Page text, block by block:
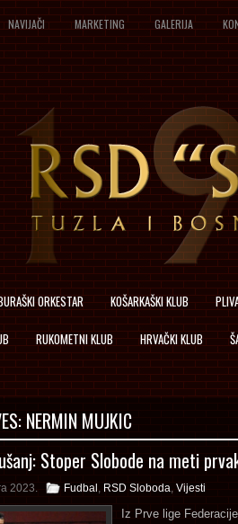
NAVIJAČI MARKETING GALERIJA
ORKESTAR KOŠARKAŠKI KLUB
RUKOMETNI KLUB HRVAČKI KLUB
NERMIN MUJKIC
Stoper Slobode na meti
2023. Fudbal , RSD Sloboda, Vijesti
Iz Prve lige